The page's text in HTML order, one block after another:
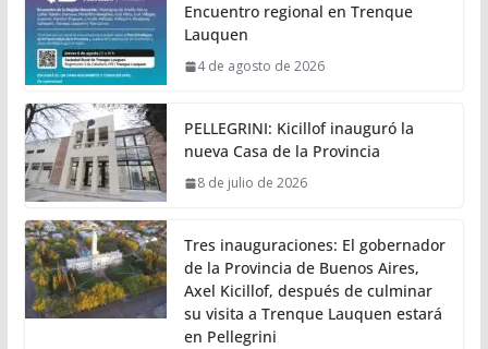
Encuentro regional en Trenque
Lauquen
4 de agosto de 2026
PELLEGRINI: Kicillof inauguró la
nueva Casa de la Provincia
8 de julio de 2026
Tres inauguraciones: El gobernador
de la Provincia de Buenos Aires,
Axel Kicillof, después de culminar
su visita a Trenque Lauquen estará
en Pellegrini